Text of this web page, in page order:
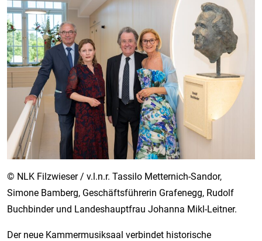
© NLK Filzwieser / v.l.n.r. Tassilo Metternich-Sandor,
Simone Bamberg, Geschäftsführerin Grafenegg, Rudolf
Buchbinder und Landeshauptfrau Johanna Mikl-Leitner.
Der neue Kammermusiksaal verbindet historische